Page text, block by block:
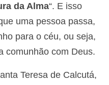
da Alma“. E isso
uma pessoa passa,
para o céu, ou seja,
comunhão com Deus.
Teresa de Calcutá,